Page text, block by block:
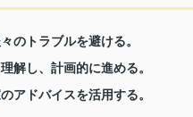
のトラブルを避ける。
解し、計画的に進める。
アドバイスを活用する。